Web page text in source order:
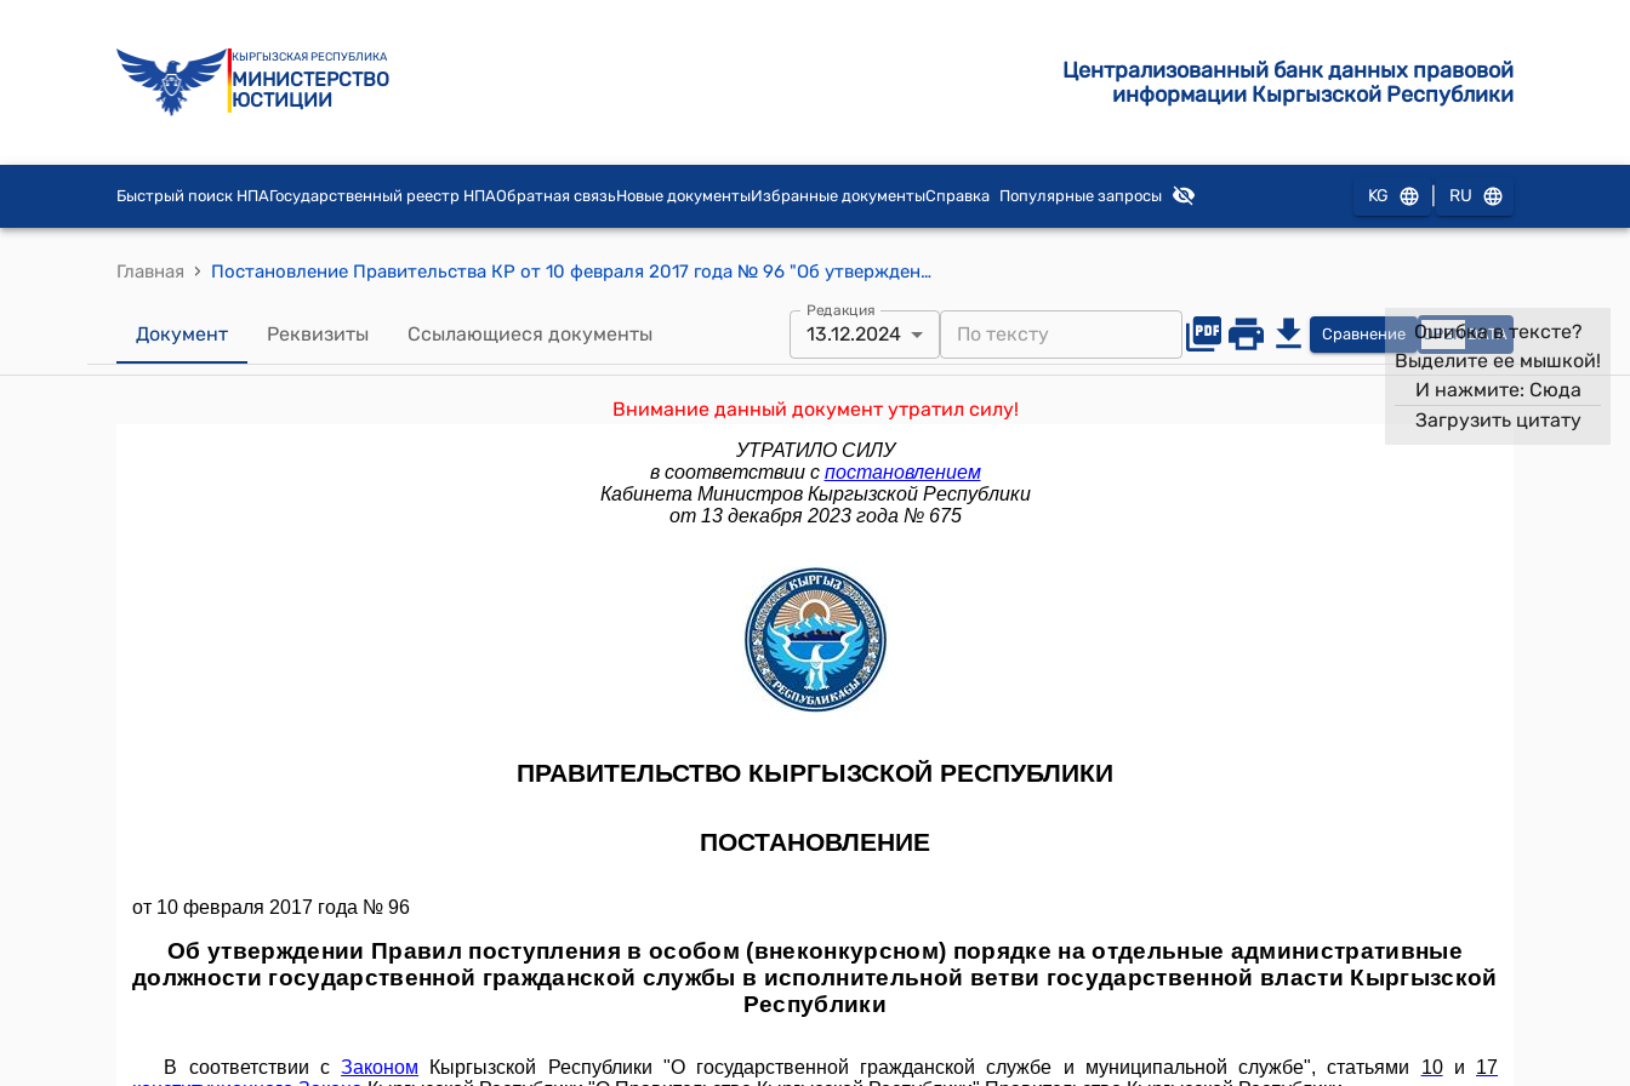
КЫРГЫЗСКАЯ РЕСПУБЛИКА
МИНИСТЕРСТВО
ЮСТИЦИИ
Централизованный банк данных правовой
информации Кыргызской Республики
Быстрый поиск НПАГосударственный реестр НПАОбратная связьНовые документыИзбранные документыСправка Популярные запросы KG RU
Главная › Постановление Правительства КР от 10 февраля 2017 года № 96 "Об утверждении Правил поступления в особом (внеконкурсном) порядке на отдельные административные должности государственной гражданской службы в исполнительной ветви государственной власти Кыргызской Республики"
Документ Реквизиты Ссылающиеся документы
Редакция
13.12.2024 Сравнение OPEN DATA
Внимание данный документ утратил силу!
Ошибка в тексте?
Выделите ее мышкой!
И нажмите: Сюда
Загрузить цитату